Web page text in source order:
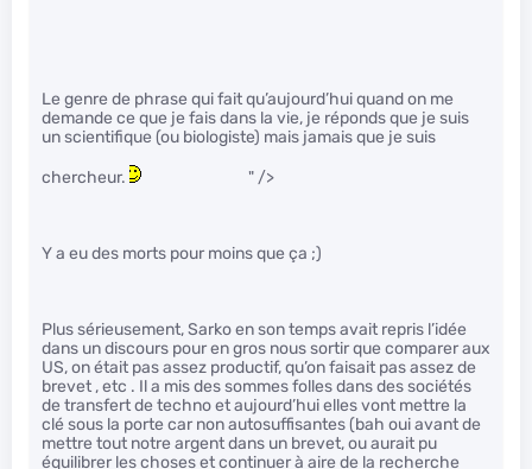
Le genre de phrase qui fait qu’aujourd’hui quand on me
demande ce que je fais dans la vie, je réponds que je suis
un scientifique (ou biologiste) mais jamais que je suis
chercheur.
" />
Y a eu des morts pour moins que ça ;)
Plus sérieusement, Sarko en son temps avait repris l’idée
dans un discours pour en gros nous sortir que comparer aux
US, on était pas assez productif, qu’on faisait pas assez de
brevet , etc . Il a mis des sommes folles dans des sociétés
de transfert de techno et aujourd’hui elles vont mettre la
clé sous la porte car non autosuffisantes (bah oui avant de
mettre tout notre argent dans un brevet, ou aurait pu
équilibrer les choses et continuer à aire de la recherche